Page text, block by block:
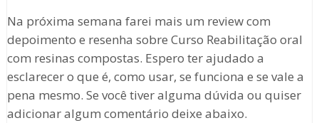
Na próxima semana farei mais um review com
depoimento e resenha sobre Curso Reabilitação oral
com resinas compostas. Espero ter ajudado a
esclarecer o que é, como usar, se funciona e se vale a
pena mesmo. Se você tiver alguma dúvida ou quiser
adicionar algum comentário deixe abaixo.